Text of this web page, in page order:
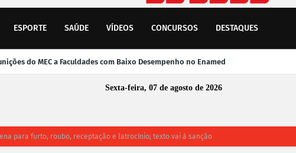
ESPORTE SAÚDE VÍDEOS CONCURSOS DESTAQUES
do MEC a Faculdades com Baixo Desempenho no Enamed
Sexta-feira, 07 de agosto de 2026
para furto, roubo, receptação e latrocínio; texto vai à sanção